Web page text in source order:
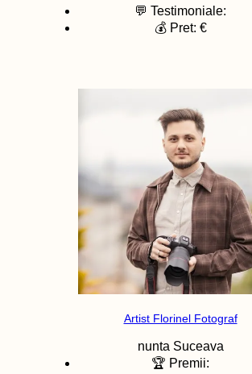
💬 Testimoniale:
💰 Pret: €
Artist Florinel Fotograf
nunta Suceava
🏆 Premii: